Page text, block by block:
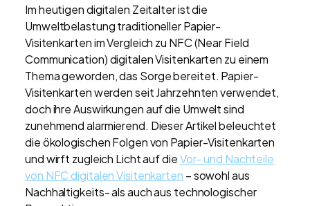
Im heutigen digitalen Zeitalter ist die
Umweltbelastung traditioneller Papier-
Visitenkarten im Vergleich zu NFC (Near Field
Communication) digitalen Visitenkarten zu einem
Thema geworden, das Sorge bereitet. Papier-
Visitenkarten werden seit Jahrzehnten verwendet,
doch ihre Auswirkungen auf die Umwelt sind
zunehmend alarmierend. Dieser Artikel beleuchtet
die ökologischen Folgen von Papier-Visitenkarten
und wirft zugleich Licht auf dieVor- und Nachteile
von NFC digitalen Visitenkarten – sowohl aus
Nachhaltigkeits- als auch aus technologischer